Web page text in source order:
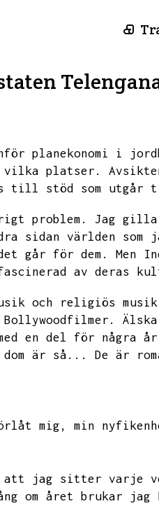
planekonomi i
vilka platser.
stöd som utgår
problem. Jag
sidan världen
går för dem. Men
av deras
och religiös
en del för några år
är så...
De är
mig, min
jag sitter varje
om året brukar